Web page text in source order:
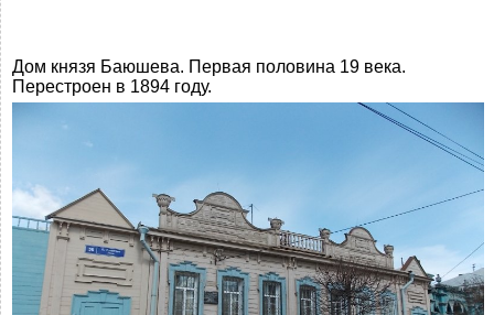
Дом князя Баюшева. Первая половина 19 века.
Перестроен в 1894 году.